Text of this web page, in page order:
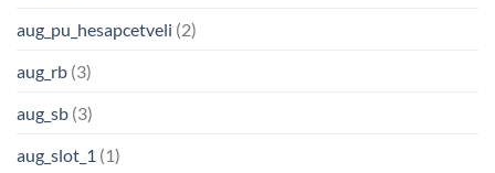
aug_pu_hesapcetveli (2)
aug_rb (3)
aug_sb (3)
aug_slot_1 (1)